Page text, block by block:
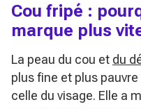
Cou fripé :
marque plus
La peau du cou et du
plus fine et plus
celle du visage. Elle a